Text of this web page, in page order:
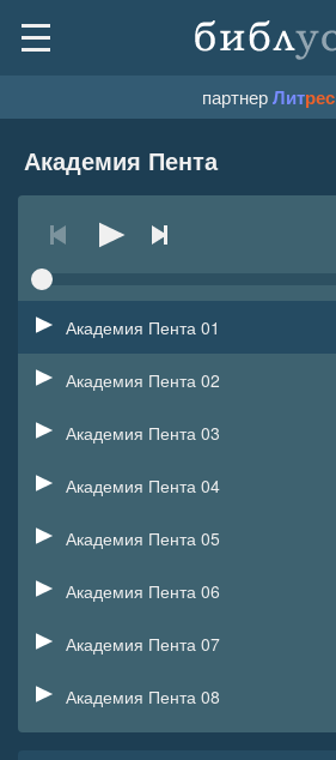
партнерЛитрес
Академия Пента
Академия Пента 01
Академия Пента 02
Академия Пента 03
Академия Пента 04
Академия Пента 05
Академия Пента 06
Академия Пента 07
Академия Пента 08